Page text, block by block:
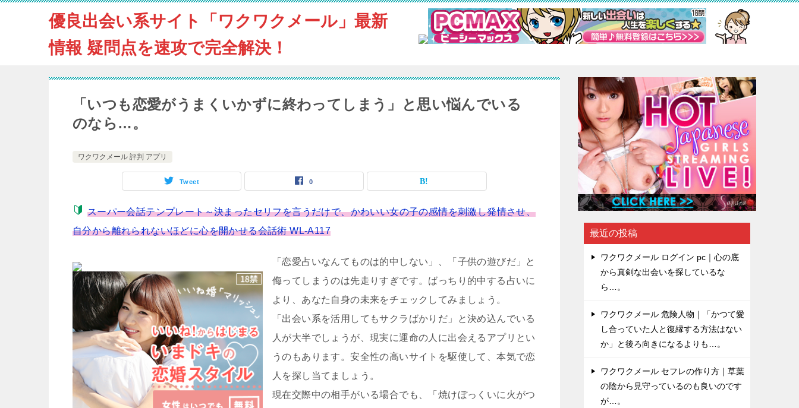
優良出会い系サイト「ワクワクメール」最新
情報 疑問点を速攻で完全解決！
「いつも恋愛がうまくいかずに終わってしまう」と思い悩んでいる
のなら…。
ワクワクメール 評判 アプリ
Tweet 0
スーパー会話テンプレート～決まったセリフを言うだけで、かわいい女の子の感情を刺激し発情させ、
自分から離れられないほどに心を開かせる会話術 WL-A117
「恋愛占いなんてものは的中しない」、「子供の遊びだ」と
侮ってしまうのは先走りすぎです。ばっちり的中する占いに
より、あなた自身の未来をチェックしてみましょう。
「出会い系を活用してもサクラばかりだ」と決め込んでいる
人が大半でしょうが、現実に運命の人に出会えるアプリとい
うのもあります。安全性の高いサイトを駆使して、本気で恋
人を探し当てましょう。
現在交際中の相手がいる場合でも、「焼けぼっくいに火がつ
最近の投稿
ワクワクメール ログイン pc｜心の底
から真剣な出会いを探しているな
ら…。
ワクワクメール 危険人物｜「かつて愛
し合っていた人と復縁する方法はない
か」と後ろ向きになるよりも…。
ワクワクメール セフレの作り方｜草葉
の陰から見守っているのも良いのです
が…。